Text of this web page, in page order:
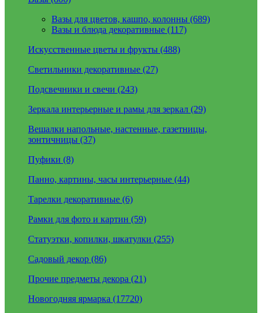
Вазы для цветов, кашпо, колонны (689)
Вазы и блюда декоративные (117)
Искусственные цветы и фрукты (488)
Светильники декоративные (27)
Подсвечники и свечи (243)
Зеркала интерьерные и рамы для зеркал (29)
Вешалки напольные, настенные, газетницы,
зонтичницы (37)
Пуфики (8)
Панно, картины, часы интерьерные (44)
Тарелки декоративные (6)
Рамки для фото и картин (59)
Статуэтки, копилки, шкатулки (255)
Садовый декор (86)
Прочие предметы декора (21)
Новогодняя ярмарка (17720)